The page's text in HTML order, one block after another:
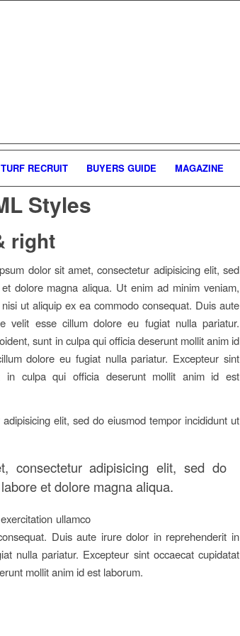
TURF RECRUIT BUYERS GUIDE MAGAZINE
Styles
right
dolor sit amet, consectetur adipisicing elit, sed
dolore magna aliqua. Ut enim ad minim veniam,
ut aliquip ex ea commodo consequat. Duis aute
velit esse cillum dolore eu fugiat nulla pariatur.
sunt in culpa qui officia deserunt mollit anim id
dolore eu fugiat nulla pariatur. Excepteur sint
in culpa qui officia deserunt mollit anim id est
elit, sed do eiusmod tempor incididunt ut
consectetur adipisicing elit, sed do
et dolore magna aliqua.
ullamco
Duis aute irure dolor in reprehenderit in
nulla pariatur. Excepteur sint occaecat cupidatat
mollit anim id est laborum.